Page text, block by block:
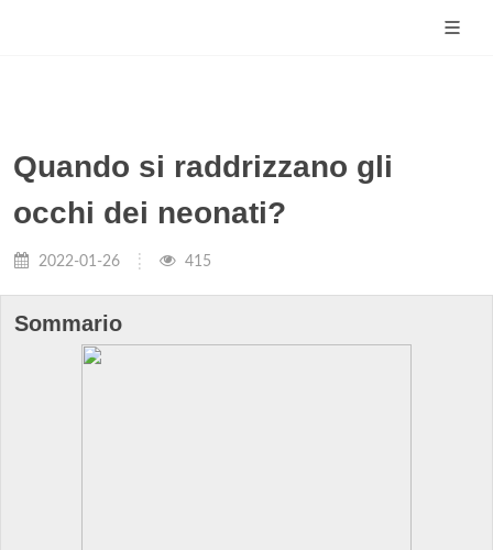
Quando si raddrizzano gli
occhi dei neonati?
2022-01-26 415
Sommario